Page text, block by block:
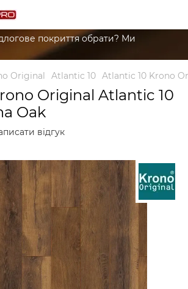
покриття обрати? Ми
Original Atlantic 10 Atlantic 10 Krono
Original Atlantic 10
Oak
відгук